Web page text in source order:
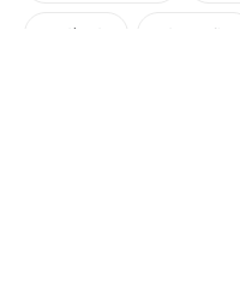
Paciência Tribulações